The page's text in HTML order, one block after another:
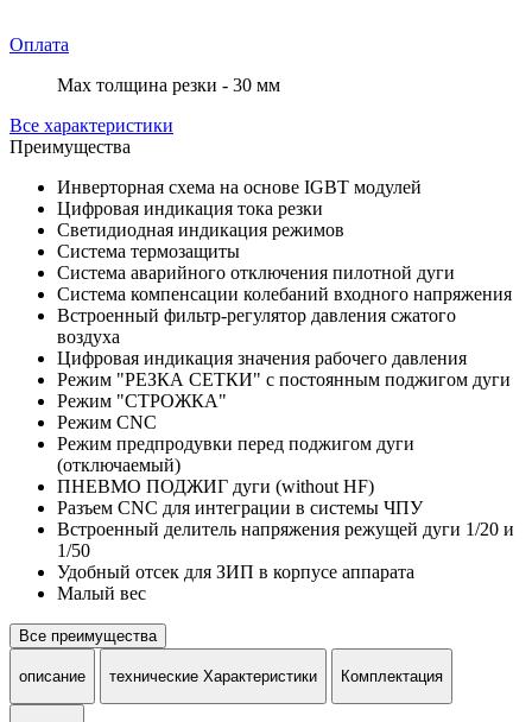
Оплата
Max толщина резки - 30 мм
Все характеристики
Преимущества
Инверторная схема на основе IGBT модулей
Цифровая индикация тока резки
Светидиодная индикация режимов
Система термозащиты
Система аварийного отключения пилотной дуги
Система компенсации колебаний входного напряжения
Встроенный фильтр-регулятор давления сжатого
воздуха
Цифровая индикация значения рабочего давления
Режим "РЕЗКА СЕТКИ" с постоянным поджигом дуги
Режим "СТРОЖКА"
Режим CNC
Режим предпродувки перед поджигом дуги
(отключаемый)
ПНЕВМО ПОДЖИГ дуги (without HF)
Разъем CNC для интеграции в системы ЧПУ
Встроенный делитель напряжения режущей дуги 1/20 и
1/50
Удобный отсек для ЗИП в корпусе аппарата
Малый вес
Все преимущества
описание технические Характеристики Комплектация